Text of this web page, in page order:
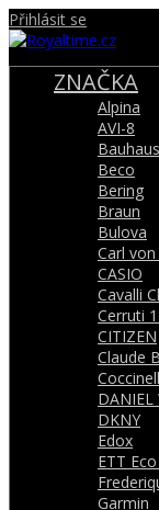
Přihlásit se
ZNAČKA
Alpina
AVI-8
Bauhaus
Beco
Bering
Braun
Bulova
Carl
CASIO
Cavalli
Cerruti
CITIZEN
Claude
DANIEL
DKNY
Edox
ETT
Garmin